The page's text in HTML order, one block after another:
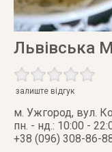
Львівська
залиште відгук
м. Ужгород, вул.
пн. - нд.: 10:00 -
+38 (096) 308-86-